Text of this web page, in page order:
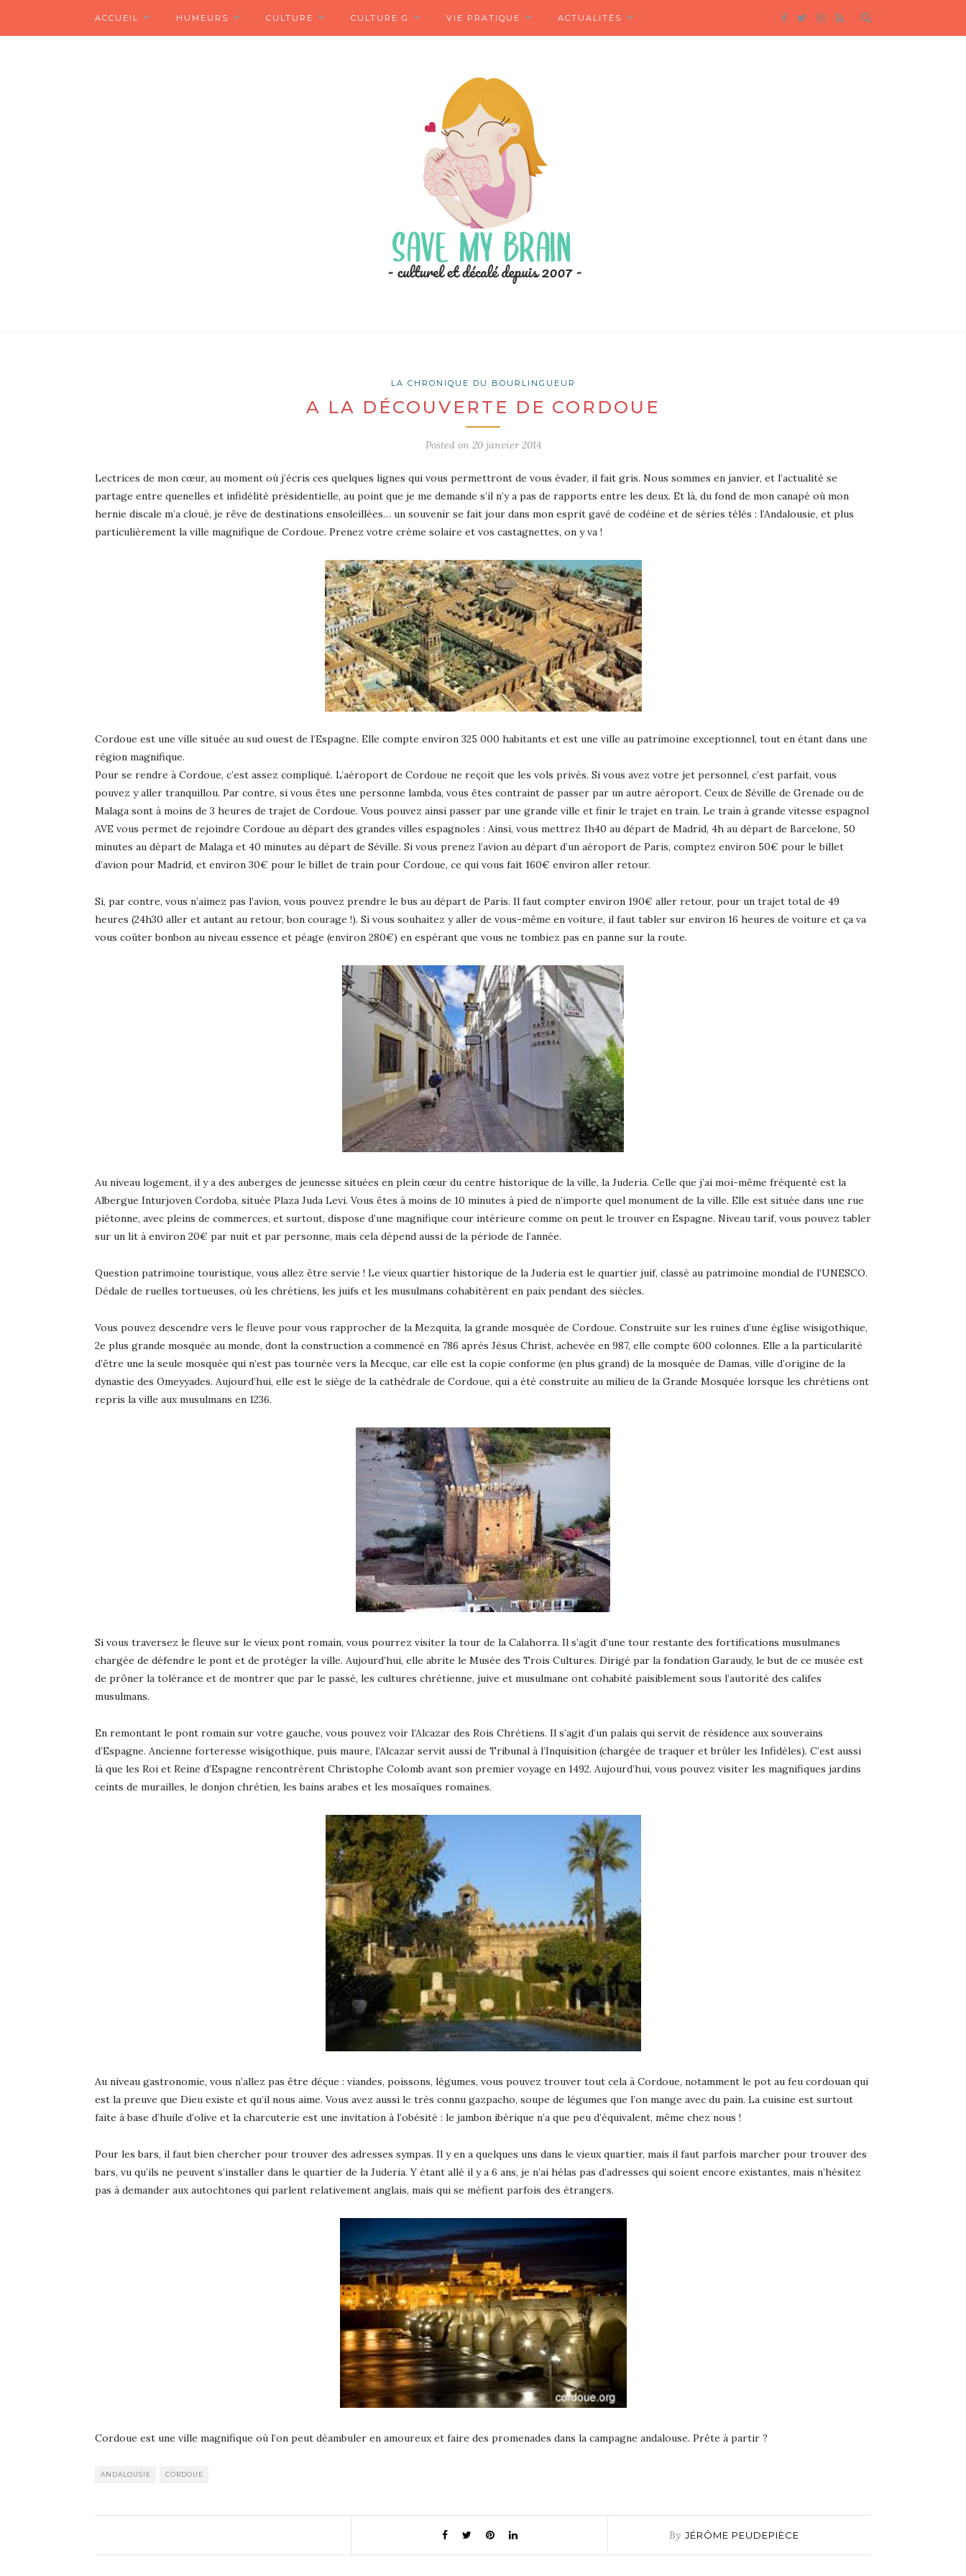
ACCUEIL HUMEURS CULTURE CULTURE G VIE PRATIQUE ACTUALITÉS
LA CHRONIQUE DU BOURLINGUEUR
A LA DÉCOUVERTE DE CORDOUE
Posted on 20 janvier 2014
Lectrices de mon cœur, au moment où j’écris ces quelques lignes qui vous permettront de vous évader, il fait gris. Nous sommes en janvier, et l’actualité se
partage entre quenelles et infidélité présidentielle, au point que je me demande s’il n’y a pas de rapports entre les deux. Et là, du fond de mon canapé où mon
hernie discale m’a cloué, je rêve de destinations ensoleillées… un souvenir se fait jour dans mon esprit gavé de codéine et de séries télés : l’Andalousie, et plus
particulièrement la ville magnifique de Cordoue. Prenez votre crème solaire et vos castagnettes, on y va !
Cordoue est une ville située au sud ouest de l’Espagne. Elle compte environ 325 000 habitants et est une ville au patrimoine exceptionnel, tout en étant dans une
région magnifique.
Pour se rendre à Cordoue, c’est assez compliqué. L’aéroport de Cordoue ne reçoit que les vols privés. Si vous avez votre jet personnel, c’est parfait, vous
pouvez y aller tranquillou. Par contre, si vous êtes une personne lambda, vous êtes contraint de passer par un autre aéroport. Ceux de Séville de Grenade ou de
Malaga sont à moins de 3 heures de trajet de Cordoue. Vous pouvez ainsi passer par une grande ville et finir le trajet en train. Le train à grande vitesse espagnol
AVE vous permet de rejoindre Cordoue au départ des grandes villes espagnoles : Ainsi, vous mettrez 1h40 au départ de Madrid, 4h au départ de Barcelone, 50
minutes au départ de Malaga et 40 minutes au départ de Séville. Si vous prenez l’avion au départ d’un aéroport de Paris, comptez environ 50€ pour le billet
d’avion pour Madrid, et environ 30€ pour le billet de train pour Cordoue, ce qui vous fait 160€ environ aller retour.
Si, par contre, vous n’aimez pas l’avion, vous pouvez prendre le bus au départ de Paris. Il faut compter environ 190€ aller retour, pour un trajet total de 49
heures (24h30 aller et autant au retour, bon courage !). Si vous souhaitez y aller de vous-même en voiture, il faut tabler sur environ 16 heures de voiture et ça va
vous coûter bonbon au niveau essence et péage (environ 280€) en espérant que vous ne tombiez pas en panne sur la route.
Au niveau logement, il y a des auberges de jeunesse situées en plein cœur du centre historique de la ville, la Juderia. Celle que j’ai moi-même fréquenté est la
Albergue Inturjoven Cordoba, située Plaza Juda Levi. Vous êtes à moins de 10 minutes à pied de n’importe quel monument de la ville. Elle est située dans une rue
piétonne, avec pleins de commerces, et surtout, dispose d’une magnifique cour intérieure comme on peut le trouver en Espagne. Niveau tarif, vous pouvez tabler
sur un lit à environ 20€ par nuit et par personne, mais cela dépend aussi de la période de l’année.
Question patrimoine touristique, vous allez être servie ! Le vieux quartier historique de la Juderia est le quartier juif, classé au patrimoine mondial de l’UNESCO.
Dédale de ruelles tortueuses, où les chrétiens, les juifs et les musulmans cohabitèrent en paix pendant des siècles.
Vous pouvez descendre vers le fleuve pour vous rapprocher de la Mezquita, la grande mosquée de Cordoue. Construite sur les ruines d’une église wisigothique,
2e plus grande mosquée au monde, dont la construction a commencé en 786 après Jésus Christ, achevée en 987, elle compte 600 colonnes. Elle a la particularité
d’être une la seule mosquée qui n’est pas tournée vers la Mecque, car elle est la copie conforme (en plus grand) de la mosquée de Damas, ville d’origine de la
dynastie des Omeyyades. Aujourd’hui, elle est le siège de la cathédrale de Cordoue, qui a été construite au milieu de la Grande Mosquée lorsque les chrétiens ont
repris la ville aux musulmans en 1236.
Si vous traversez le fleuve sur le vieux pont romain, vous pourrez visiter la tour de la Calahorra. Il s’agit d’une tour restante des fortifications musulmanes
chargée de défendre le pont et de protéger la ville. Aujourd’hui, elle abrite le Musée des Trois Cultures. Dirigé par la fondation Garaudy, le but de ce musée est
de prôner la tolérance et de montrer que par le passé, les cultures chrétienne, juive et musulmane ont cohabité paisiblement sous l’autorité des califes
musulmans.
En remontant le pont romain sur votre gauche, vous pouvez voir l’Alcazar des Rois Chrétiens. Il s’agit d’un palais qui servit de résidence aux souverains
d’Espagne. Ancienne forteresse wisigothique, puis maure, l’Alcazar servit aussi de Tribunal à l’Inquisition (chargée de traquer et brûler les Infidèles). C’est aussi
là que les Roi et Reine d’Espagne rencontrèrent Christophe Colomb avant son premier voyage en 1492. Aujourd’hui, vous pouvez visiter les magnifiques jardins
ceints de murailles, le donjon chrétien, les bains arabes et les mosaïques romaines.
Au niveau gastronomie, vous n’allez pas être déçue : viandes, poissons, légumes, vous pouvez trouver tout cela à Cordoue, notamment le pot au feu cordouan qui
est la preuve que Dieu existe et qu’il nous aime. Vous avez aussi le très connu gazpacho, soupe de légumes que l’on mange avec du pain. La cuisine est surtout
faite à base d’huile d’olive et la charcuterie est une invitation à l’obésité : le jambon ibérique n’a que peu d’équivalent, même chez nous !
Pour les bars, il faut bien chercher pour trouver des adresses sympas. Il y en a quelques uns dans le vieux quartier, mais il faut parfois marcher pour trouver des
bars, vu qu’ils ne peuvent s’installer dans le quartier de la Juderia. Y étant allé il y a 6 ans, je n’ai hélas pas d’adresses qui soient encore existantes, mais n’hésitez
pas à demander aux autochtones qui parlent relativement anglais, mais qui se méfient parfois des étrangers.
Cordoue est une ville magnifique où l’on peut déambuler en amoureux et faire des promenades dans la campagne andalouse. Prête à partir ?
ANDALOUSIE CORDOUE
By JÉRÔME PEUDEPIÈCE